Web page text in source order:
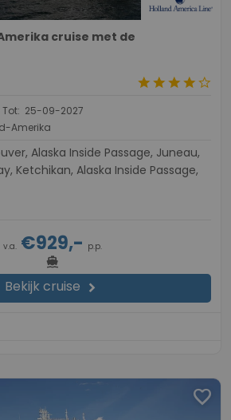
cruise met de
starstarstarstarstar_border
25-09-2027
Amerika
Ketchikan, Alaska Inside Passage,
v.a. €929,- p.p.
directions_boat
Bekijk cruise chevron_right
favorite